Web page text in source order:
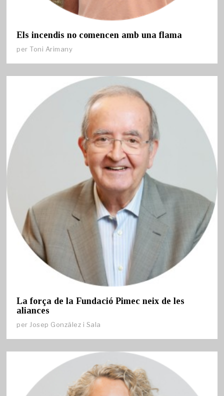
Els incendis no comencen amb una flama
per Toni Arimany
La força de la Fundació Pimec neix de les
aliances
perJosep González i Sala